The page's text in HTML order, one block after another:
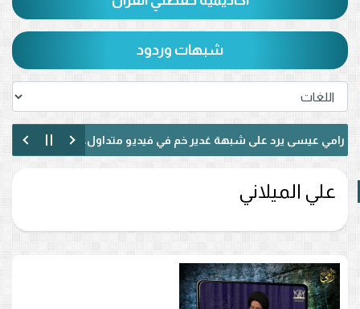
شبهات وردود
عيسى يرد على شبهة غدير خم في فيديو متداول.. ماذا قال عن حديث
علي الميلاني